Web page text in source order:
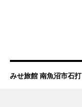
みせ旅館 南魚沼市石打